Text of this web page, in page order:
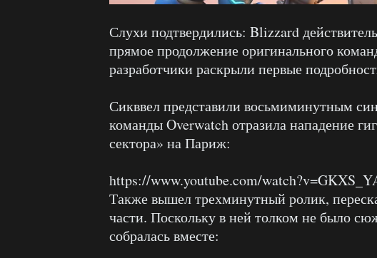
Слухи подтвердились: Blizzard
прямое продолжение оригинального
разработчики раскрыли первые
Сикввел представили восьмиминутным
команды Overwatch отразила нападение
сектора» на Париж:
https://www.youtube.com/
Также вышел трехминутный ролик,
части. Поскольку в ней толком не было
собралась вместе: